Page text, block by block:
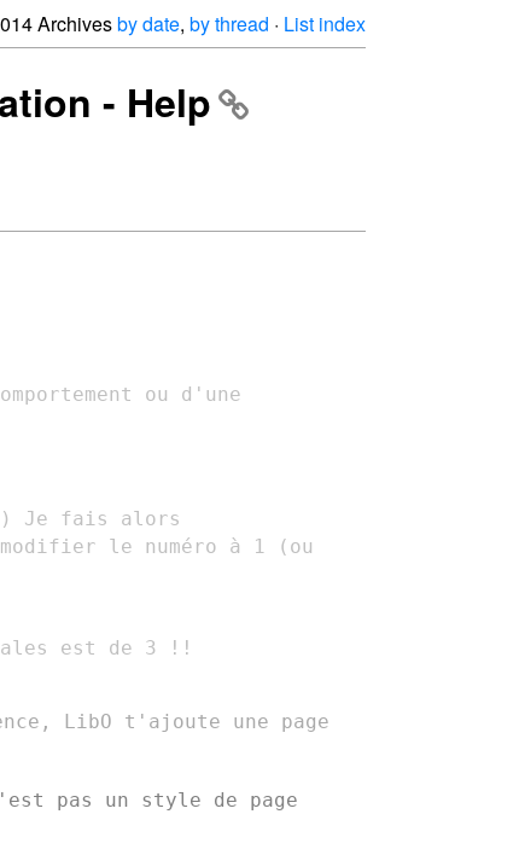
Archivesby date, by thread · List index
- Help
ou d'une
Je fais alors
le numéro à 1 (ou
est de 3 !!
LibO t'ajoute une page
pas un style de page